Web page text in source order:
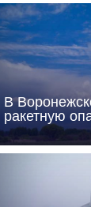
В
ракетную